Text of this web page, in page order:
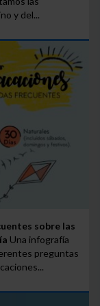
y del...
sobre las
Una infografía
preguntas